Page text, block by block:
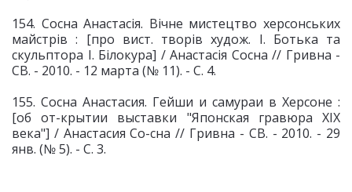
154. Сосна Анастасія. Вічне мистецтво херсонських
майстрів : [про вист. творів худож. І. Ботька та
скульптора І. Білокура] / Анастасія Сосна // Гривна -
СВ. - 2010. - 12 марта (№ 11). - С. 4.
155. Сосна Анастасия. Гейши и самураи в Херсоне :
[об от-крытии выставки "Японская гравюра XIX
века"] / Анастасия Со-сна // Гривна - СВ. - 2010. - 29
янв. (№ 5). - С. 3.